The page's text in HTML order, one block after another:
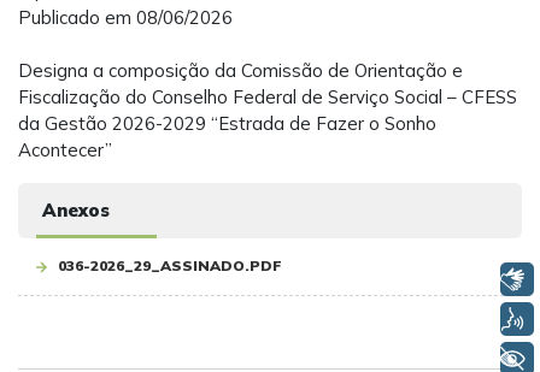
Publicado em 08/06/2026
Designa a composição da Comissão de Orientação e
Fiscalização do Conselho Federal de Serviço Social – CFESS
da Gestão 2026-2029 “Estrada de Fazer o Sonho
Acontecer”
Anexos
036-2026_29_ASSINADO.PDF